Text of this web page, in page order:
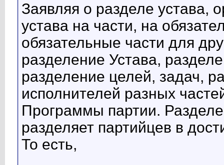
Заявляя о разделе устава,
устава на части, на
обязательные части для
разделение Устава,
разделение целей, задач,
исполнителей разных
Программы партии.
разделяет партийцев в
То есть,